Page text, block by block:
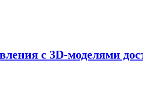
с 3D-моделями